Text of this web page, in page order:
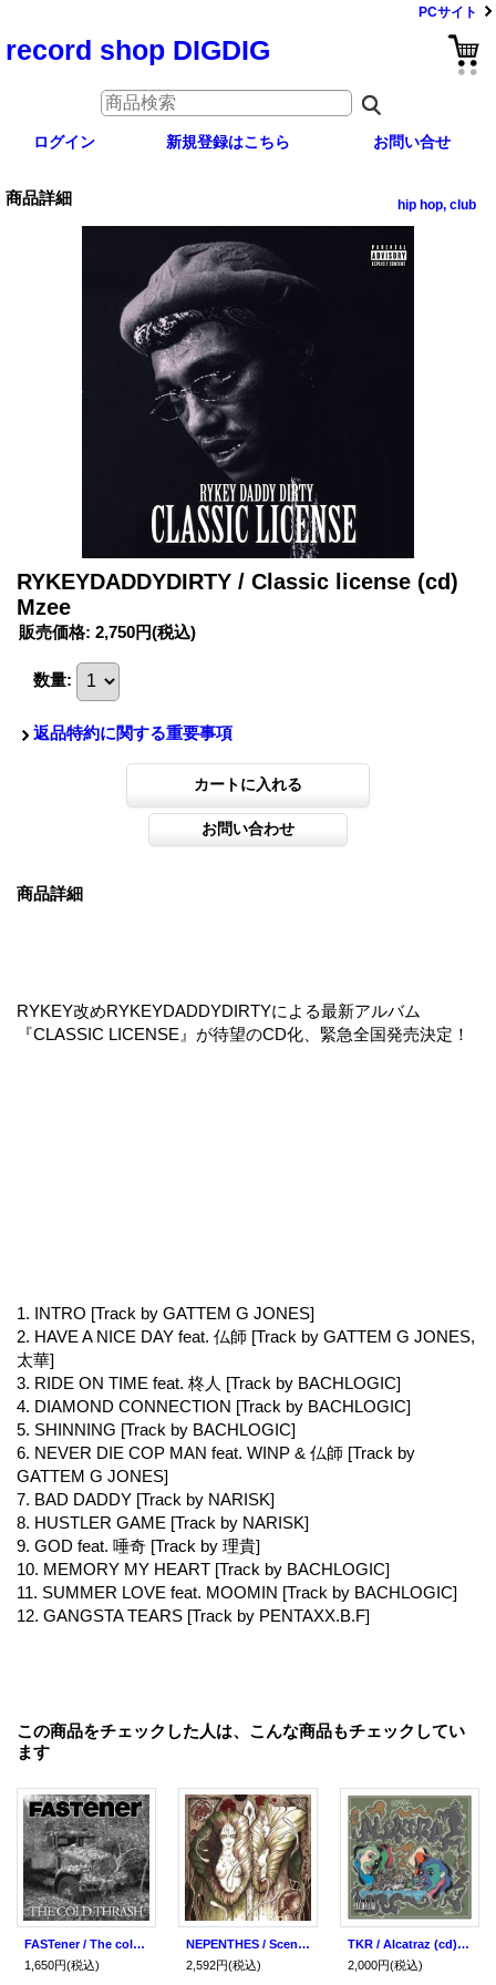
PCサイト
record shop DIGDIG
ログイン 新規登録はこちら お問い合せ
商品詳細 hip hop, club
RYKEYDADDYDIRTY / Classic license (cd)
Mzee
販売価格: 2,750円(税込)
数量:
返品特約に関する重要事項
商品詳細
RYKEY改めRYKEYDADDYDIRTYによる最新アルバム
『CLASSIC LICENSE』が待望のCD化、緊急全国発売決定！
1. INTRO [Track by GATTEM G JONES]
2. HAVE A NICE DAY feat. 仏師 [Track by GATTEM G JONES,
太華]
3. RIDE ON TIME feat. 柊人 [Track by BACHLOGIC]
4. DIAMOND CONNECTION [Track by BACHLOGIC]
5. SHINNING [Track by BACHLOGIC]
6. NEVER DIE COP MAN feat. WINP & 仏師 [Track by
GATTEM G JONES]
7. BAD DADDY [Track by NARISK]
8. HUSTLER GAME [Track by NARISK]
9. GOD feat. 唾奇 [Track by 理貴]
10. MEMORY MY HEART [Track by BACHLOGIC]
11. SUMMER LOVE feat. MOOMIN [Track by BACHLOGIC]
12. GANGSTA TEARS [Track by PENTAXX.B.F]
この商品をチェックした人は、こんな商品もチェックしてい
ます
FASTener / The cold thrash (7ep+cd)(cd) Crew for life
1,650円(税込)
NEPENTHES / Scent (cd) Daymare
2,592円(税込)
TKR / Alcatraz (cd) Self
2,000円(税込)